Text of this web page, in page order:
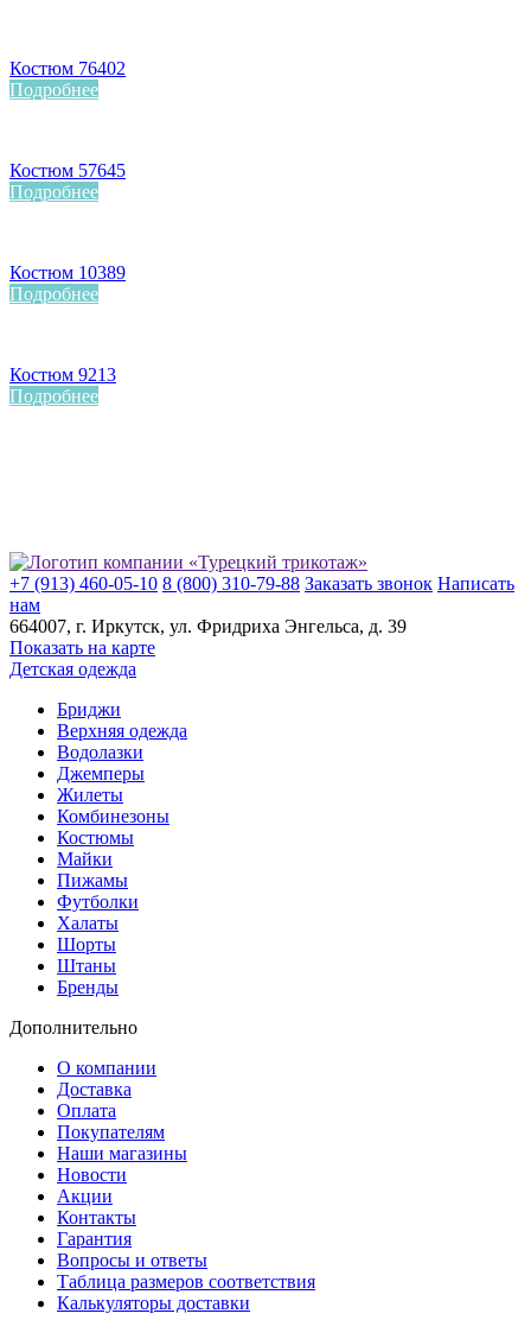
Костюм 76402
Подробнее
Костюм 57645
Подробнее
Костюм 10389
Подробнее
Костюм 9213
Подробнее
+7 (913) 460-05-10 8 (800) 310-79-88 Заказать звонок Написать
нам
664007, г. Иркутск, ул. ​Фридриха Энгельса, д. 39
Показать на карте
Детская одежда
Бриджи
Верхняя одежда
Водолазки
Джемперы
Жилеты
Комбинезоны
Костюмы
Майки
Пижамы
Футболки
Халаты
Шорты
Штаны
Бренды
Дополнительно
О компании
Доставка
Оплата
Покупателям
Наши магазины
Новости
Акции
Контакты
Гарантия
Вопросы и ответы
Таблица размеров соответствия
Калькуляторы доставки